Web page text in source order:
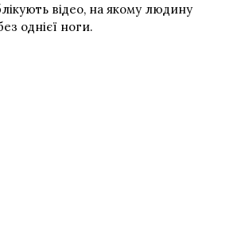
відео, на якому людину
однієї ноги.